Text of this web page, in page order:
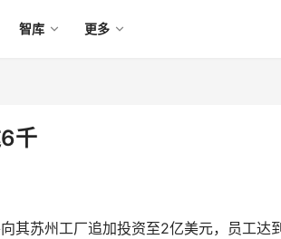
智库 更多
千
其苏州工厂追加投资至2亿美元，员工达